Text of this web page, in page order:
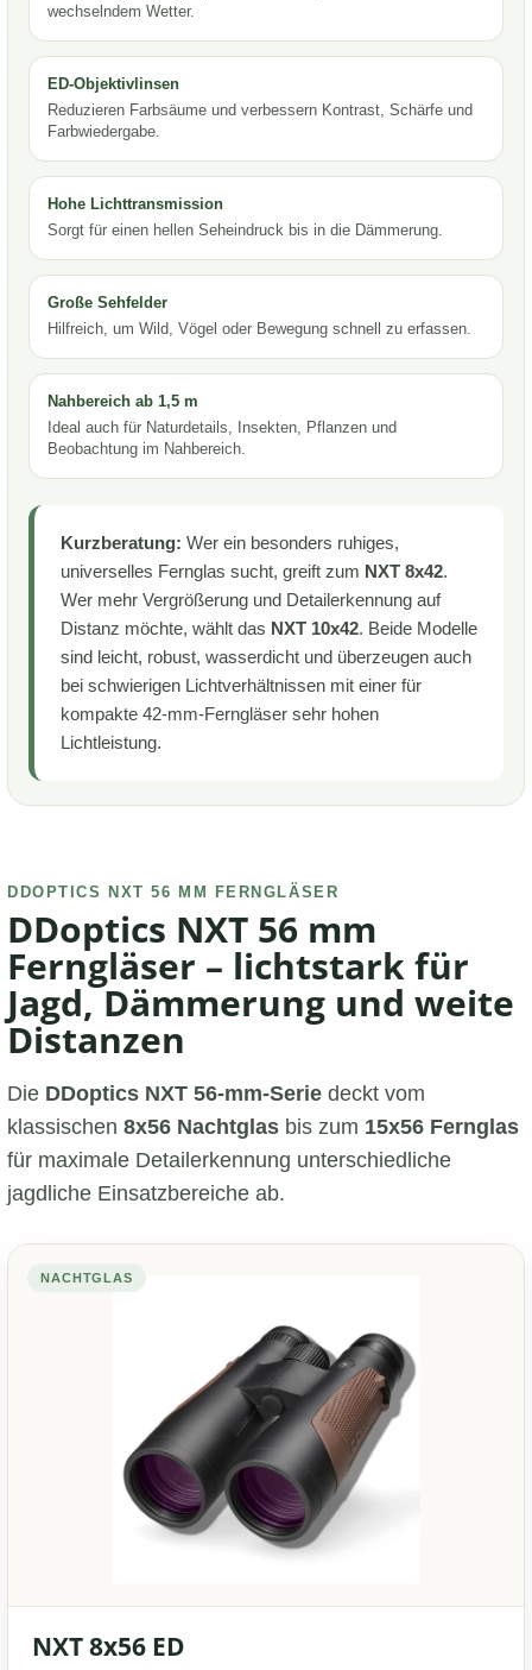
wechselndem Wetter.
ED-Objektivlinsen
Reduzieren Farbsäume und verbessern Kontrast, Schärfe und
Farbwiedergabe.
Hohe Lichttransmission
Sorgt für einen hellen Seheindruck bis in die Dämmerung.
Große Sehfelder
Hilfreich, um Wild, Vögel oder Bewegung schnell zu erfassen.
Nahbereich ab 1,5 m
Ideal auch für Naturdetails, Insekten, Pflanzen und
Beobachtung im Nahbereich.
Kurzberatung: Wer ein besonders ruhiges,
universelles Fernglas sucht, greift zum NXT 8x42.
Wer mehr Vergrößerung und Detailerkennung auf
Distanz möchte, wählt das NXT 10x42. Beide Modelle
sind leicht, robust, wasserdicht und überzeugen auch
bei schwierigen Lichtverhältnissen mit einer für
kompakte 42-mm-Ferngläser sehr hohen
Lichtleistung.
DDOPTICS NXT 56 MM FERNGLÄSER
DDoptics NXT 56 mm
Ferngläser – lichtstark für
Jagd, Dämmerung und weite
Distanzen
Die DDoptics NXT 56-mm-Serie deckt vom
klassischen 8x56 Nachtglas bis zum 15x56 Fernglas
für maximale Detailerkennung unterschiedliche
jagdliche Einsatzbereiche ab.
NACHTGLAS
NXT 8x56 ED